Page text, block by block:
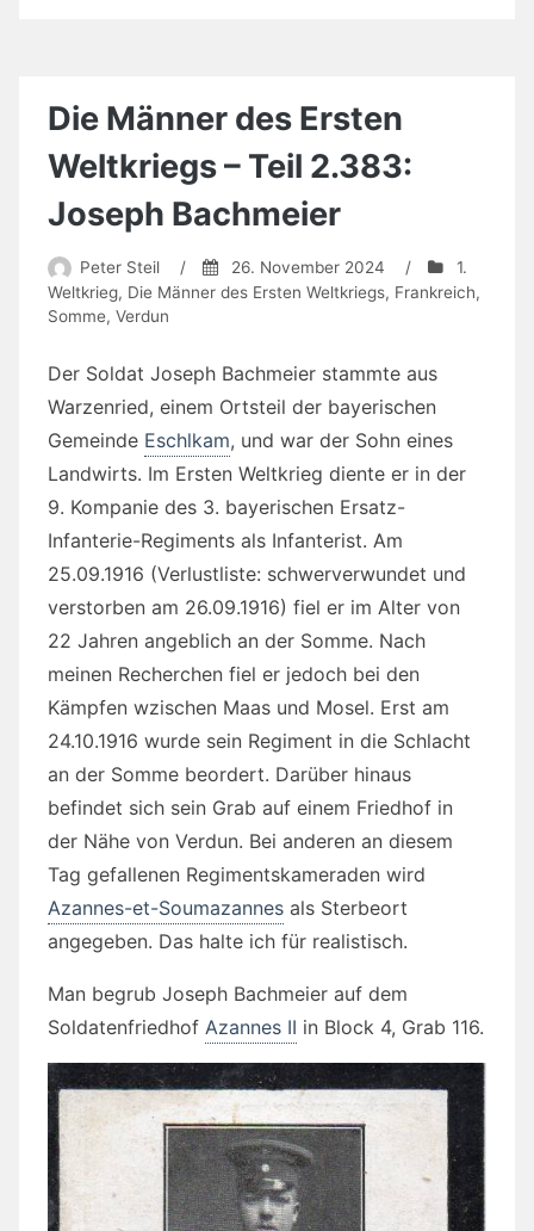
Die Männer des Ersten
Weltkriegs – Teil 2.383:
Joseph Bachmeier
Peter Steil / 26. November 2024 /
1.
Weltkrieg, Die Männer des Ersten Weltkriegs, Frankreich,
Somme, Verdun
Der Soldat Joseph Bachmeier stammte aus
Warzenried, einem Ortsteil der bayerischen
Gemeinde Eschlkam, und war der Sohn eines
Landwirts. Im Ersten Weltkrieg diente er in der
9. Kompanie des 3. bayerischen Ersatz-
Infanterie-Regiments als Infanterist. Am
25.09.1916 (Verlustliste: schwerverwundet und
verstorben am 26.09.1916) fiel er im Alter von
22 Jahren angeblich an der Somme. Nach
meinen Recherchen fiel er jedoch bei den
Kämpfen wzischen Maas und Mosel. Erst am
24.10.1916 wurde sein Regiment in die Schlacht
an der Somme beordert. Darüber hinaus
befindet sich sein Grab auf einem Friedhof in
der Nähe von Verdun. Bei anderen an diesem
Tag gefallenen Regimentskameraden wird
Azannes-et-Soumazannes als Sterbeort
angegeben. Das halte ich für realistisch.
Man begrub Joseph Bachmeier auf dem
Soldatenfriedhof Azannes II in Block 4, Grab 116.